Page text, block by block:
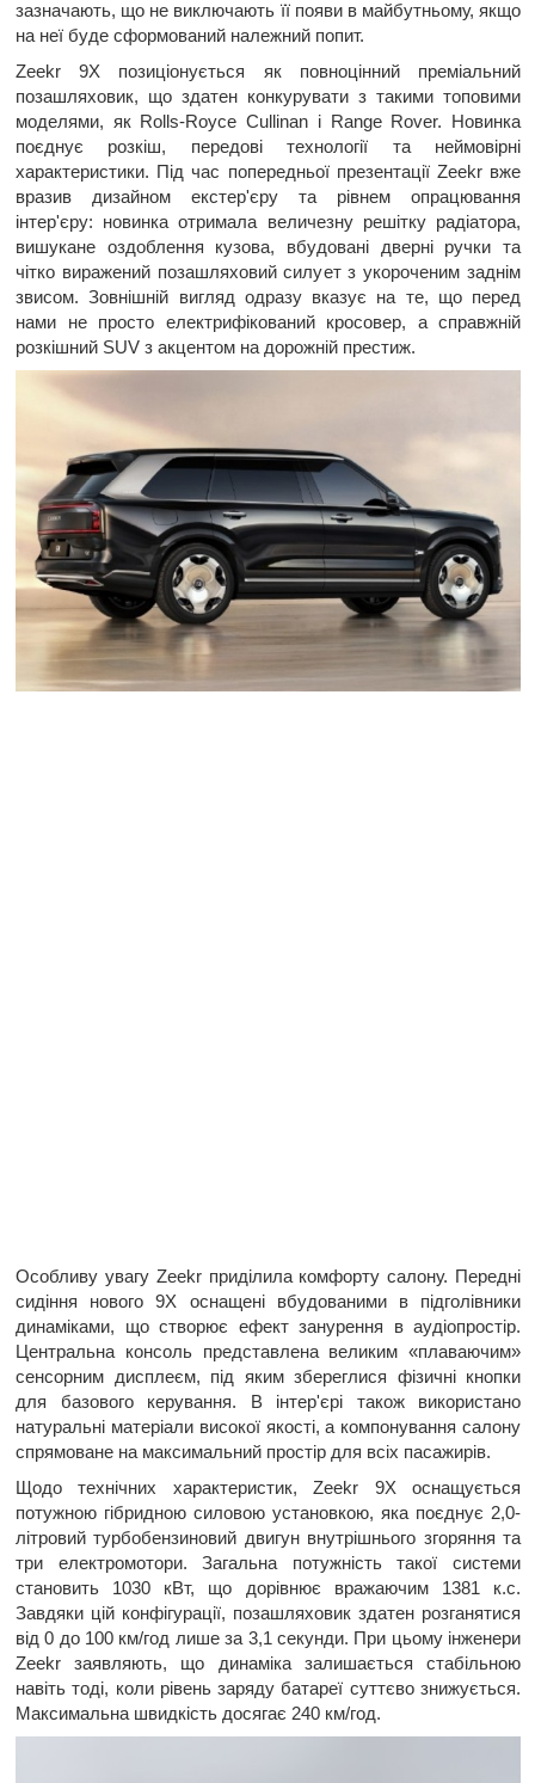
зазначають, що не виключають її появи в майбутньому, якщо
на неї буде сформований належний попит.
Zeekr 9X позиціонується як повноцінний преміальний
позашляховик, що здатен конкурувати з такими топовими
моделями, як Rolls-Royce Cullinan і Range Rover. Новинка
поєднує розкіш, передові технології та неймовірні
характеристики. Під час попередньої презентації Zeekr вже
вразив дизайном екстер'єру та рівнем опрацювання
інтер'єру: новинка отримала величезну решітку радіатора,
вишукане оздоблення кузова, вбудовані дверні ручки та
чітко виражений позашляховий силует з укороченим заднім
звисом. Зовнішній вигляд одразу вказує на те, що перед
нами не просто електрифікований кросовер, а справжній
розкішний SUV з акцентом на дорожній престиж.
Особливу увагу Zeekr приділила комфорту салону. Передні
сидіння нового 9X оснащені вбудованими в підголівники
динаміками, що створює ефект занурення в аудіопростір.
Центральна консоль представлена великим «плаваючим»
сенсорним дисплеєм, під яким збереглися фізичні кнопки
для базового керування. В інтер'єрі також використано
натуральні матеріали високої якості, а компонування салону
спрямоване на максимальний простір для всіх пасажирів.
Щодо технічних характеристик, Zeekr 9X оснащується
потужною гібридною силовою установкою, яка поєднує 2,0-
літровий турбобензиновий двигун внутрішнього згоряння та
три електромотори. Загальна потужність такої системи
становить 1030 кВт, що дорівнює вражаючим 1381 к.с.
Завдяки цій конфігурації, позашляховик здатен розганятися
від 0 до 100 км/год лише за 3,1 секунди. При цьому інженери
Zeekr заявляють, що динаміка залишається стабільною
навіть тоді, коли рівень заряду батареї суттєво знижується.
Максимальна швидкість досягає 240 км/год.